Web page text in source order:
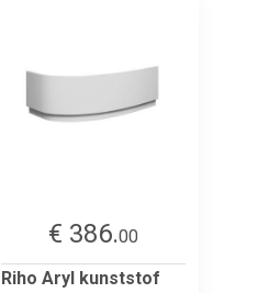
€ 386.00
Riho Aryl kunststof